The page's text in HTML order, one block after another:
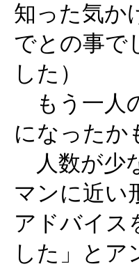
知った気か
でとの事で
した）
もう一人
になったか
人数が少
マンに近い
アドバイス
した」とア